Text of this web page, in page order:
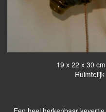
19 x 22 x 30